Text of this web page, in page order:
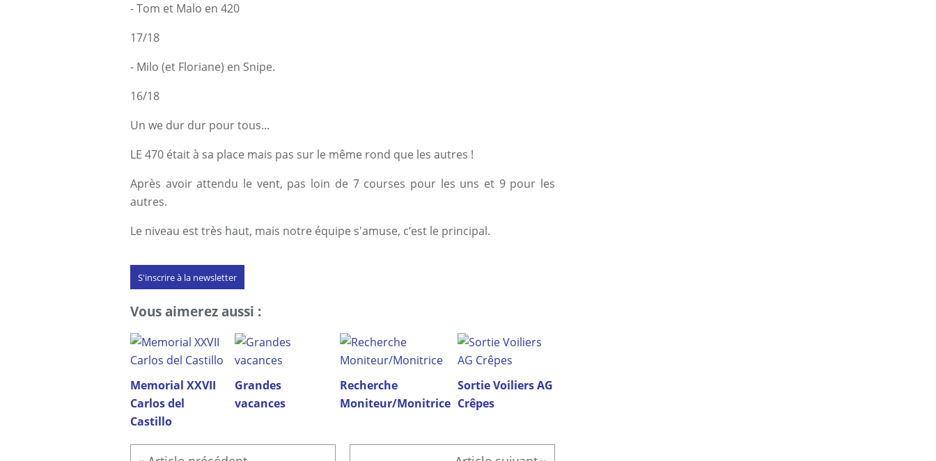
- Tom et Malo en 420
17/18
- Milo (et Floriane) en Snipe.
16/18
Un we dur dur pour tous...
LE 470 était à sa place mais pas sur le même rond que les autres !
Après avoir attendu le vent, pas loin de 7 courses pour les uns et 9 pour les
autres.
Le niveau est très haut, mais notre équipe s'amuse, c’est le principal.
S'inscrire à la newsletter
Vous aimerez aussi :
Memorial XXVII
Carlos del
Castillo
Grandes
vacances
Recherche
Moniteur/Monitrice
Sortie Voiliers AG
Crêpes